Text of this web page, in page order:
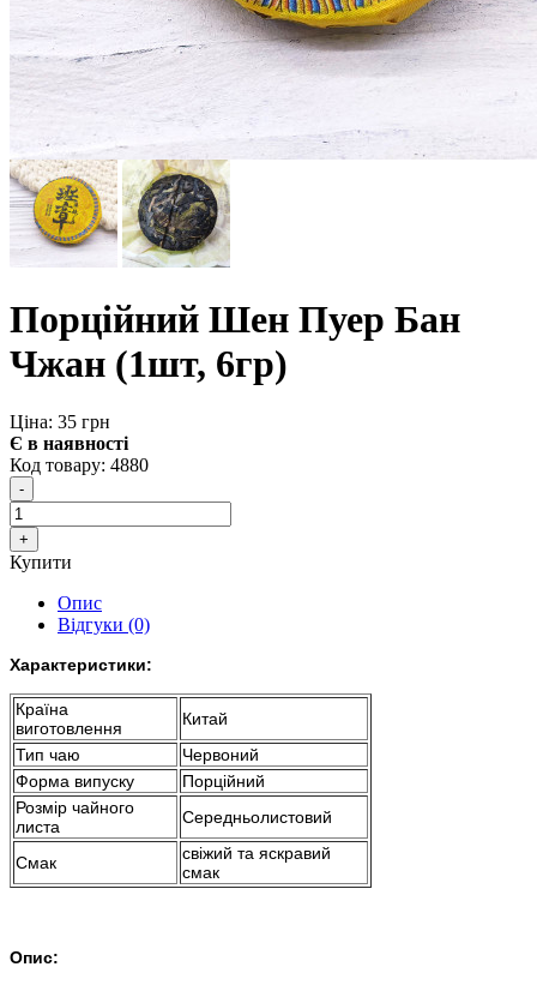
Порційний Шен Пуер Бан
Чжан (1шт, 6гр)
Ціна: 35 грн
Є в наявності
Код товару: 4880
Купити
Опис
Відгуки (0)
Характеристики:
Країна
виготовлення
Китай
Тип чаю
Червоний
Форма випуску
Порційний
Розмір чайного
листа
Середньолистовий
Смак
свіжий та яскравий
смак
Опис: